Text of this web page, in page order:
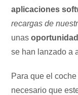
aplicaciones
recargas de
unas
se han lanzado a
Para que el
necesario que